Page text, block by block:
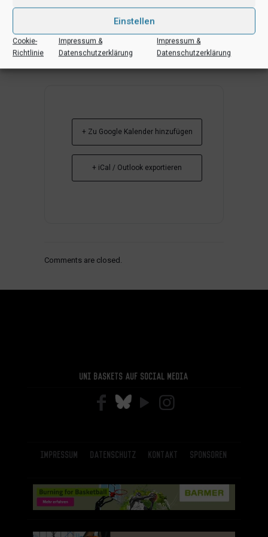
Einstellen
Cookie-
Richtlinie
Impressum &
Datenschutzerklärung
Impressum &
Datenschutzerklärung
+ Zu Google Kalender hinzufügen
+ iCal / Outlook exportieren
Comments are closed.
Uni Baskets auf Social Media
Impressum Datenschutz Kontakt Sponsoren